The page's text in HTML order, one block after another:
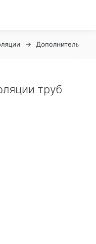
Дополнительные
труб